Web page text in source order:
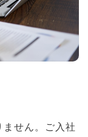
せん。ご入社